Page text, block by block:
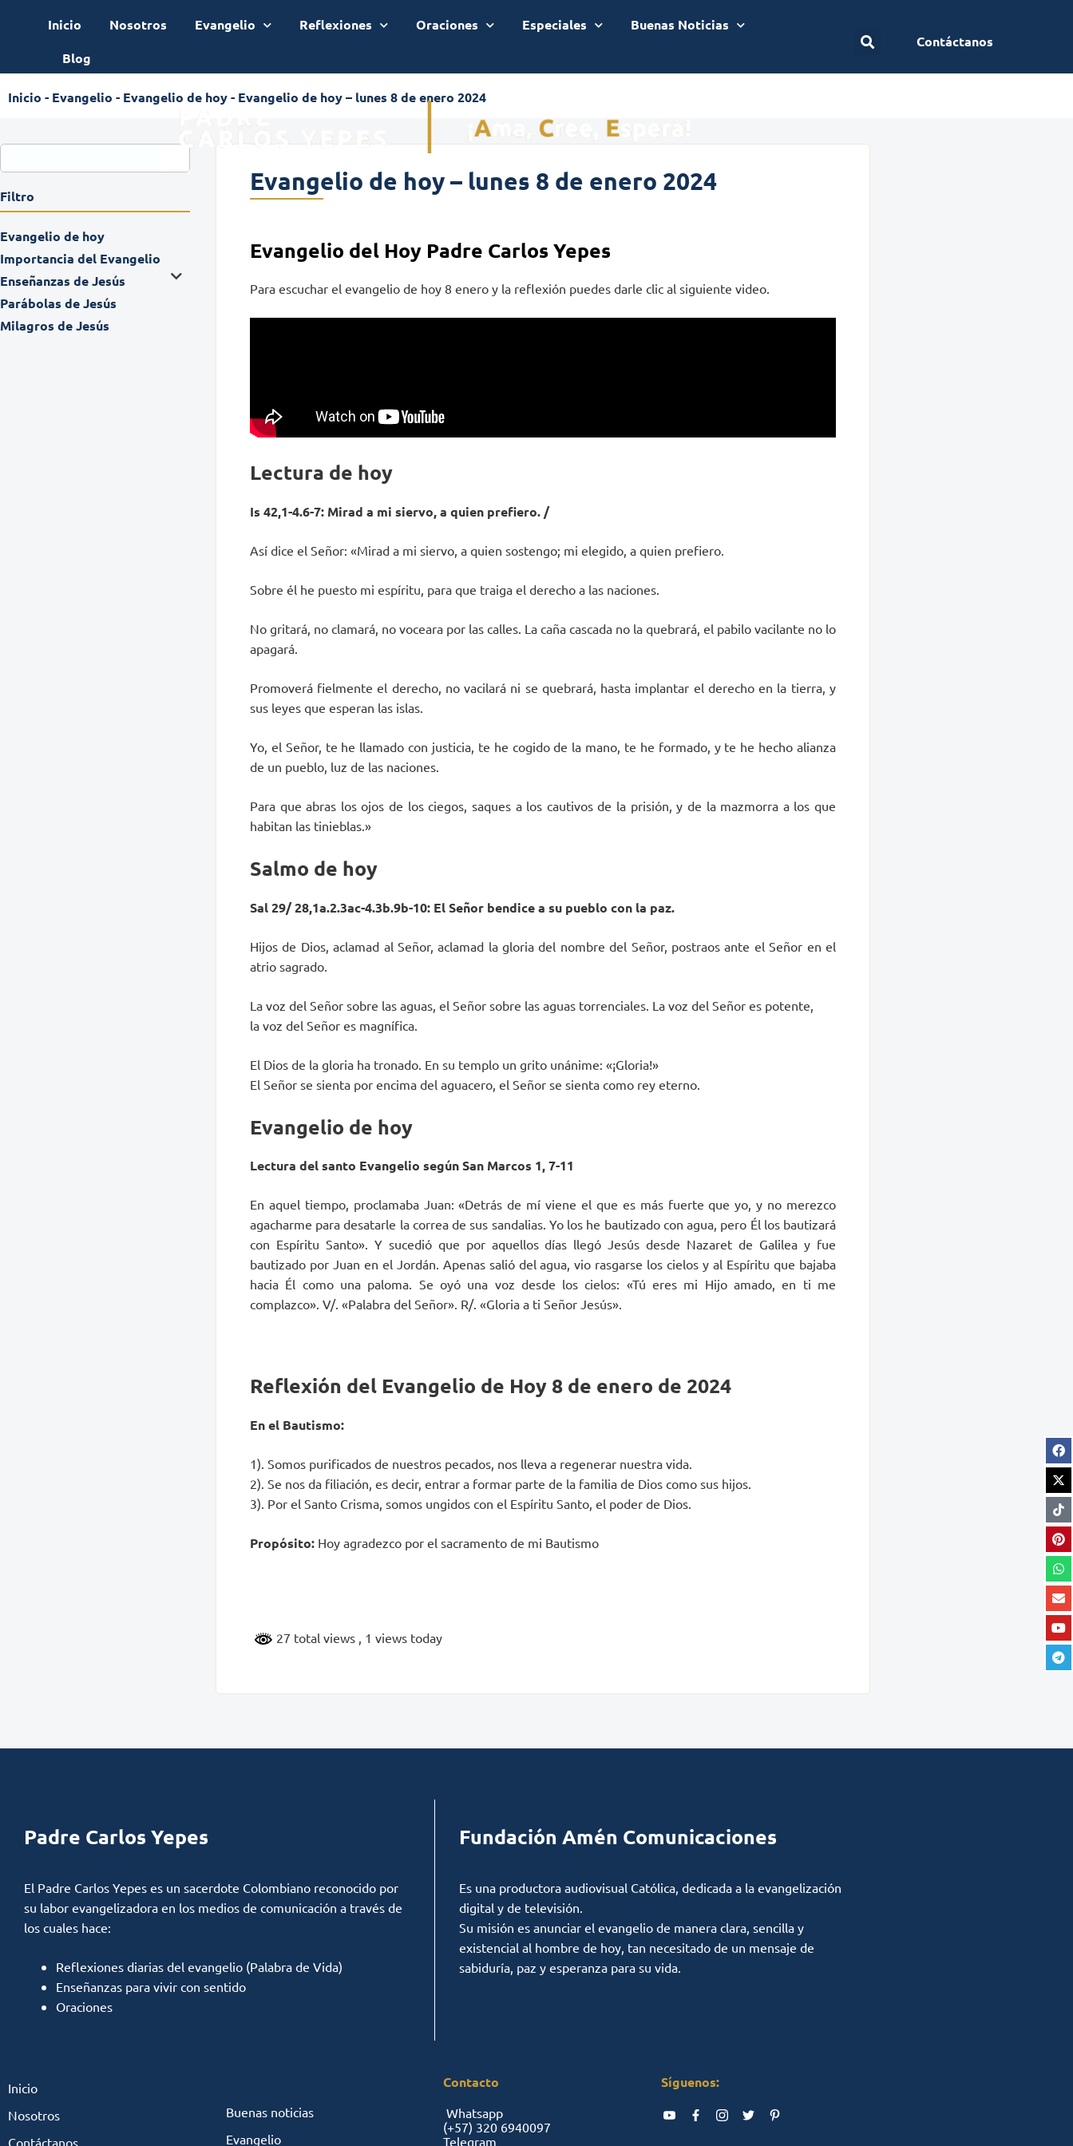
Inicio Nosotros Evangelio Reflexiones Oraciones Especiales
Buenas Noticias
Blog
Contáctanos
Inicio - Evangelio - Evangelio de hoy- Evangelio de hoy – lunes 8 de enero 2024
Filtro
Evangelio de hoy
Importancia del Evangelio
Enseñanzas de Jesús
Parábolas de Jesús
Milagros de Jesús
Evangelio de hoy – lunes 8 de enero 2024
Evangelio del Hoy Padre Carlos Yepes
Para escuchar el evangelio de hoy 8 enero y la reflexión puedes darle clic al siguiente video.
Lectura de hoy
Is 42,1-4.6-7: Mirad a mi siervo, a quien prefiero. /
Así dice el Señor: «Mirad a mi siervo, a quien sostengo; mi elegido, a quien prefiero.
Sobre él he puesto mi espíritu, para que traiga el derecho a las naciones.
No gritará, no clamará, no voceara por las calles. La caña cascada no la quebrará, el pabilo vacilante no lo
apagará.
Promoverá fielmente el derecho, no vacilará ni se quebrará, hasta implantar el derecho en la tierra, y
sus leyes que esperan las islas.
Yo, el Señor, te he llamado con justicia, te he cogido de la mano, te he formado, y te he hecho alianza
de un pueblo, luz de las naciones.
Para que abras los ojos de los ciegos, saques a los cautivos de la prisión, y de la mazmorra a los que
habitan las tinieblas.»
Salmo de hoy
Sal 29/ 28,1a.2.3ac-4.3b.9b-10: El Señor bendice a su pueblo con la paz.
Hijos de Dios, aclamad al Señor, aclamad la gloria del nombre del Señor, postraos ante el Señor en el
atrio sagrado.
La voz del Señor sobre las aguas, el Señor sobre las aguas torrenciales. La voz del Señor es potente,
la voz del Señor es magnífica.
El Dios de la gloria ha tronado. En su templo un grito unánime: «¡Gloria!»
El Señor se sienta por encima del aguacero, el Señor se sienta como rey eterno.
Evangelio de hoy
Lectura del santo Evangelio según San Marcos 1, 7-11
En aquel tiempo, proclamaba Juan: «Detrás de mí viene el que es más fuerte que yo, y no merezco
agacharme para desatarle la correa de sus sandalias. Yo los he bautizado con agua, pero Él los bautizará
con Espíritu Santo». Y sucedió que por aquellos días llegó Jesús desde Nazaret de Galilea y fue
bautizado por Juan en el Jordán. Apenas salió del agua, vio rasgarse los cielos y al Espíritu que bajaba
hacia Él como una paloma. Se oyó una voz desde los cielos: «Tú eres mi Hijo amado, en ti me
complazco». V/. «Palabra del Señor». R/. «Gloria a ti Señor Jesús».
Reflexión del Evangelio de Hoy 8 de enero de 2024
En el Bautismo:
1). Somos purificados de nuestros pecados, nos lleva a regenerar nuestra vida.
2). Se nos da filiación, es decir, entrar a formar parte de la familia de Dios como sus hijos.
3). Por el Santo Crisma, somos ungidos con el Espíritu Santo, el poder de Dios.
Propósito: Hoy agradezco por el sacramento de mi Bautismo
27 total views , 1 views today
Padre Carlos Yepes
El Padre Carlos Yepes es un sacerdote Colombiano reconocido por
su labor evangelizadora en los medios de comunicación a través de
los cuales hace:
Reflexiones diarias del evangelio (Palabra de Vida)
Enseñanzas para vivir con sentido
Oraciones
Fundación Amén Comunicaciones
Es una productora audiovisual Católica, dedicada a la evangelización
digital y de televisión.
Su misión es anunciar el evangelio de manera clara, sencilla y
existencial al hombre de hoy, tan necesitado de un mensaje de
sabiduría, paz y esperanza para su vida.
Inicio
Nosotros
Contáctanos
Buenas noticias
Evangelio
Contacto
Whatsapp
(+57) 320 6940097
Telegram
Síguenos: